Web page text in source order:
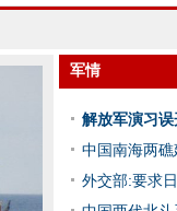
军情
解放军演习
中国南海两
外交部:要求